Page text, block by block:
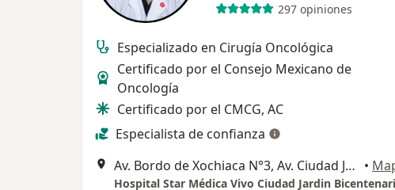
297 opiniones
Especializado en Cirugía Oncológica
Certificado por el Consejo Mexicano de
Oncología
Certificado por el CMCG, AC
Especialista de confianza
Av. Bordo de Xochiaca N°3, Av. Ciudad Jdn. 2B, Bicentenario, 57205 Nezahualcóyotl, Méx., Nezahualcóyotl •
Hospital Star Médica Vivo Ciudad Jardin